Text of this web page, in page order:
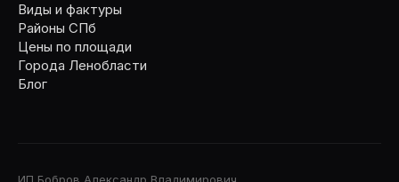
Виды и фактуры
Районы СПб
Цены по площади
Города Ленобласти
Блог